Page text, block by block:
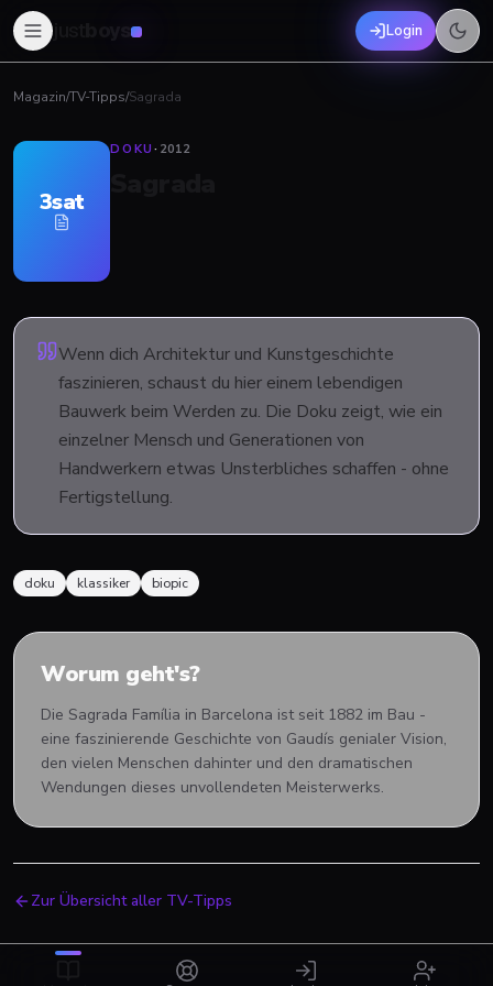
boys Login
Magazin/TV-Tipps/Sagrada
3sat
DOKU· 2012
Wenn dich Architektur und Kunstgeschichte
faszinieren, schaust du hier einem lebendigen
Bauwerk beim Werden zu. Die Doku zeigt, wie ein
einzelner Mensch und Generationen von
Handwerkern etwas Unsterbliches schaffen - ohne
Fertigstellung.
doku klassiker biopic
Worum geht's?
Die Sagrada Família in Barcelona ist seit 1882 im Bau -
eine faszinierende Geschichte von Gaudís genialer Vision,
den vielen Menschen dahinter und den dramatischen
Wendungen dieses unvollendeten Meisterwerks.
Zur Übersicht aller TV-Tipps